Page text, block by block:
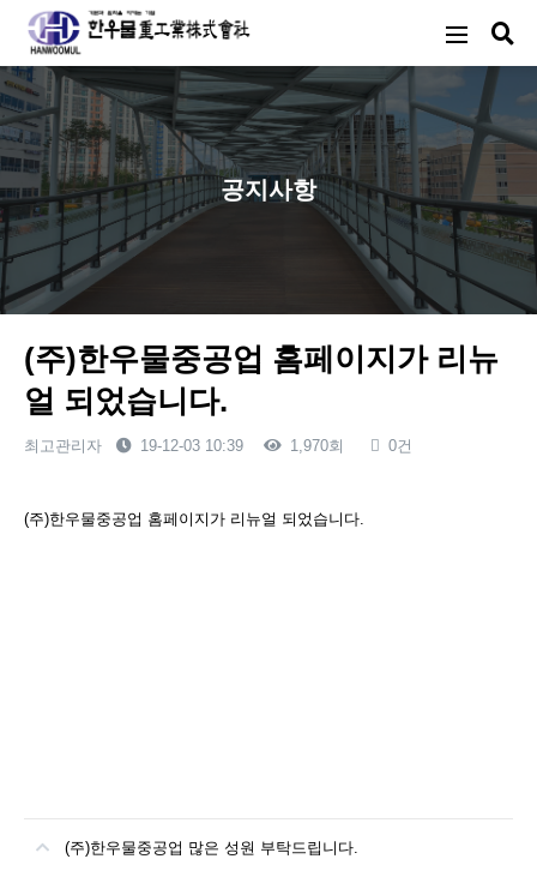
공지사항
(주)한우물중공업 홈페이지가 리뉴
얼 되었습니다.
최고관리자 19-12-03 10:39 1,970회 0건
(주)한우물중공업 홈페이지가 리뉴얼 되었습니다.
(주)한우물중공업 많은 성원 부탁드립니다.